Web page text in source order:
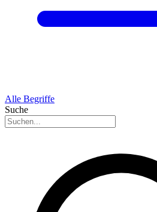
Alle Begriffe
Suche